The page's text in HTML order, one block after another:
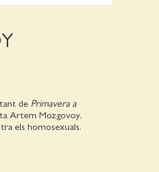
de Primavera a
Artem Mozgovoy,
els homosexuals.